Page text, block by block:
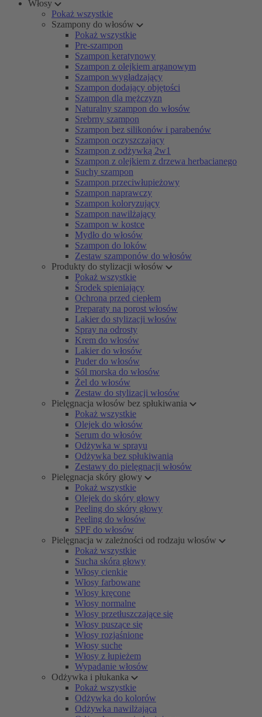
Włosy
Pokaż wszystkie
Szampony do włosów
Pokaż wszystkie
Pre-szampon
Szampon keratynowy
Szampon z olejkiem arganowym
Szampon wygładzający
Szampon dodający objętości
Szampon dla mężczyzn
Naturalny szampon do włosów
Srebrny szampon
Szampon bez silikonów i parabenów
Szampon oczyszczający
Szampon z odżywką 2w1
Szampon z olejkiem z drzewa herbacianego
Suchy szampon
Szampon przeciwłupieżowy
Szampon naprawczy
Szampon koloryzujący
Szampon nawilżający
Szampon w kostce
Mydło do włosów
Szampon do loków
Zestaw szamponów do włosów
Produkty do stylizacji włosów
Pokaż wszystkie
Środek spieniający
Ochrona przed ciepłem
Preparaty na porost włosów
Lakier do stylizacji włosów
Spray na odrosty
Krem do włosów
Lakier do włosów
Puder do włosów
Sól morska do włosów
Żel do włosów
Zestaw do stylizacji włosów
Pielęgnacja włosów bez spłukiwania
Pokaż wszystkie
Olejek do włosów
Serum do włosów
Odżywka w sprayu
Odżywka bez spłukiwania
Zestawy do pielęgnacji włosów
Pielęgnacja skóry głowy
Pokaż wszystkie
Olejek do skóry głowy
Peeling do skóry głowy
Peeling do włosów
SPF do włosów
Pielęgnacja w zależności od rodzaju włosów
Pokaż wszystkie
Sucha skóra głowy
Włosy cienkie
Włosy farbowane
Włosy kręcone
Włosy normalne
Włosy przetłuszczające się
Włosy puszące się
Włosy rozjaśnione
Włosy suche
Włosy z łupieżem
Wypadanie włosów
Odżywka i płukanka
Pokaż wszystkie
Odżywka do kolorów
Odżywka nawilżająca